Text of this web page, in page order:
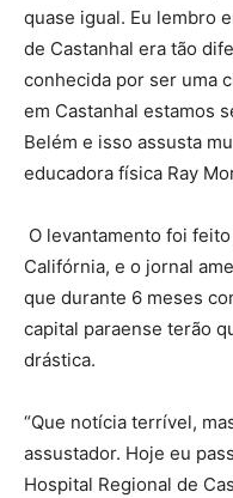
quase igual. Eu lembro
de Castanhal era tão
conhecida por ser uma
em Castanhal estamos
Belém e isso assusta
educadora física Ray
O levantamento foi
Califórnia, e o jornal
que durante 6 meses
capital paraense terão
drástica.
“Que notícia terrível,
assustador. Hoje eu
Hospital Regional de